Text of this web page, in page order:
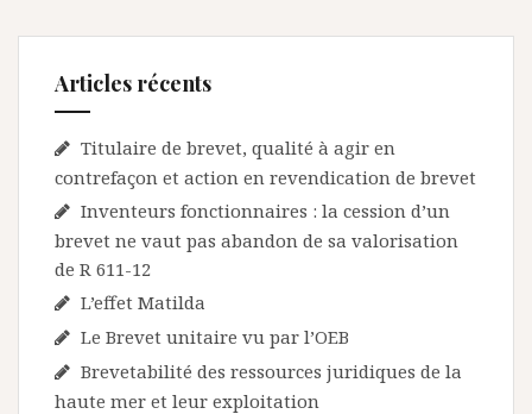
Articles récents
Titulaire de brevet, qualité à agir en
contrefaçon et action en revendication de brevet
Inventeurs fonctionnaires : la cession d’un
brevet ne vaut pas abandon de sa valorisation
de R 611-12
L’effet Matilda
Le Brevet unitaire vu par l’OEB
Brevetabilité des ressources juridiques de la
haute mer et leur exploitation